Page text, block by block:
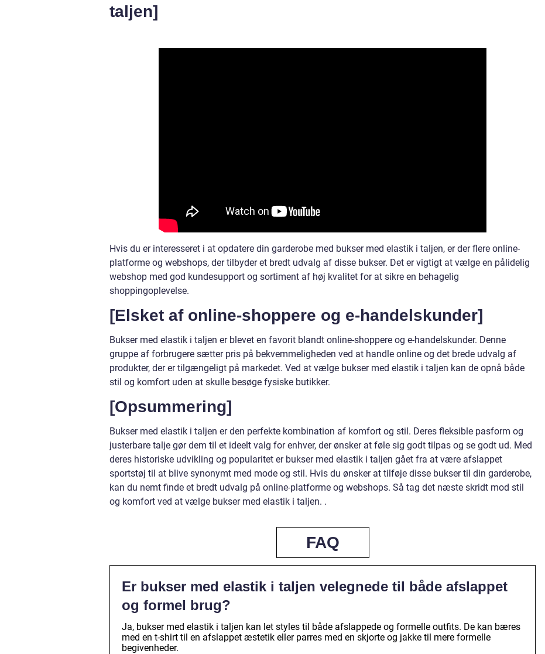
taljen]
Hvis du er interesseret i at opdatere din garderobe med bukser med elastik i taljen, er der flere online-
platforme og webshops, der tilbyder et bredt udvalg af disse bukser. Det er vigtigt at vælge en pålidelig
webshop med god kundesupport og sortiment af høj kvalitet for at sikre en behagelig
shoppingoplevelse.
[Elsket af online-shoppere og e-handelskunder]
Bukser med elastik i taljen er blevet en favorit blandt online-shoppere og e-handelskunder. Denne
gruppe af forbrugere sætter pris på bekvemmeligheden ved at handle online og det brede udvalg af
produkter, der er tilgængeligt på markedet. Ved at vælge bukser med elastik i taljen kan de opnå både
stil og komfort uden at skulle besøge fysiske butikker.
[Opsummering]
Bukser med elastik i taljen er den perfekte kombination af komfort og stil. Deres fleksible pasform og
justerbare talje gør dem til et ideelt valg for enhver, der ønsker at føle sig godt tilpas og se godt ud. Med
deres historiske udvikling og popularitet er bukser med elastik i taljen gået fra at være afslappet
sportstøj til at blive synonymt med mode og stil. Hvis du ønsker at tilføje disse bukser til din garderobe,
kan du nemt finde et bredt udvalg på online-platforme og webshops. Så tag det næste skridt mod stil
og komfort ved at vælge bukser med elastik i taljen. .
FAQ
Er bukser med elastik i taljen velegnede til både afslappet
og formel brug?
Ja, bukser med elastik i taljen kan let styles til både afslappede og formelle outfits. De kan bæres
med en t-shirt til en afslappet æstetik eller parres med en skjorte og jakke til mere formelle
begivenheder.